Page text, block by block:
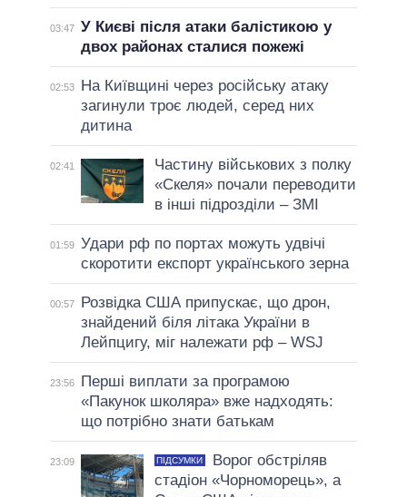
03:47 У Києві після атаки балістикою у
двох районах сталися пожежі
02:53
На Київщині через російську атаку
загинули троє людей, серед них
дитина
02:41
Частину військових з полку
«Скеля» почали переводити
в інші підрозділи – ЗМІ
01:59 Удари рф по портах можуть удвічі
скоротити експорт українського зерна
00:57
Розвідка США припускає, що дрон,
знайдений біля літака України в
Лейпцигу, міг належати рф – WSJ
23:56
Перші виплати за програмою
«Пакунок школяра» вже надходять:
що потрібно знати батькам
23:09 ПІДСУМКИ
Ворог обстріляв
стадіон «Чорноморець», а